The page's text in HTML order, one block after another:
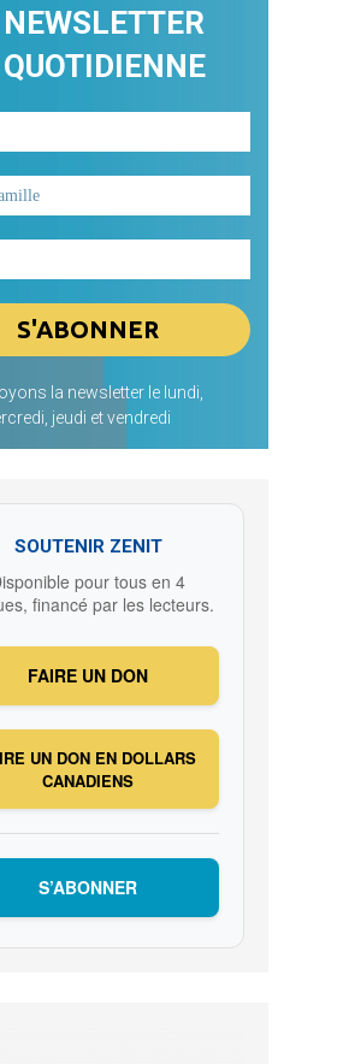
NEWSLETTER
QUOTIDIENNE
la newsletter le lundi,
jeudi et vendredi
SOUTENIR ZENIT
pour tous en 4
financé par les lecteurs.
FAIRE UN DON
UN DON EN DOLLARS
CANADIENS
S’ABONNER